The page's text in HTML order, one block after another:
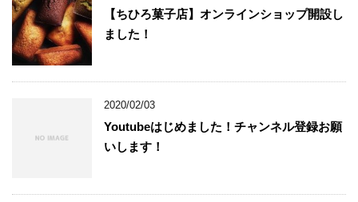
【ちひろ菓子店】オンラインショップ開設し
ました！
2020/02/03
Youtubeはじめました！チャンネル登録お願
いします！